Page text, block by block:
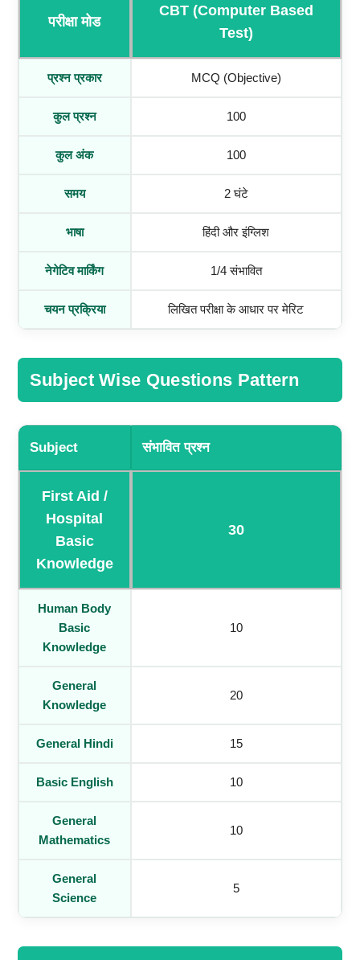
परीक्षा मोड
CBT (Computer Based
Test)
प्रश्न प्रकार MCQ (Objective)
कुल प्रश्न 100
कुल अंक 100
समय 2 घंटे
भाषा हिंदी और इंग्लिश
नेगेटिव मार्किंग 1/4 संभावित
चयन प्रक्रिया लिखित परीक्षा के आधार पर मेरिट
Subject Wise Questions Pattern
Subject संभावित प्रश्न
First Aid /
Hospital
Basic
Knowledge
30
Human Body
Basic
Knowledge
10
General
Knowledge
20
General Hindi 15
Basic English 10
General
Mathematics
10
General
Science
5